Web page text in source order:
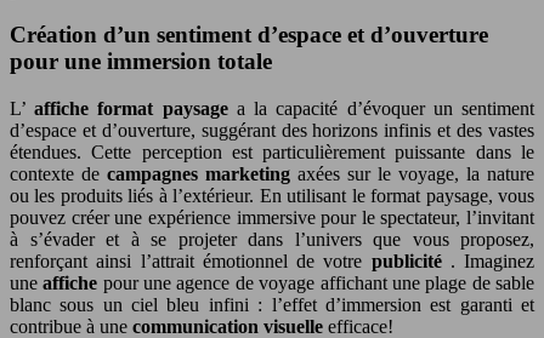
Création d’un sentiment d’espace et d’ouverture
pour une immersion totale
L’affiche format paysage a la capacité d’évoquer un sentiment
d’espace et d’ouverture, suggérant des horizons infinis et des vastes
étendues. Cette perception est particulièrement puissante dans le
contexte de campagnes marketing axées sur le voyage, la nature
ou les produits liés à l’extérieur. En utilisant le format paysage, vous
pouvez créer une expérience immersive pour le spectateur, l’invitant
à s’évader et à se projeter dans l’univers que vous proposez,
renforçant ainsi l’attrait émotionnel de votre publicité . Imaginez
uneaffiche pour une agence de voyage affichant une plage de sable
blanc sous un ciel bleu infini : l’effet d’immersion est garanti et
contribue à une communication visuelle efficace!